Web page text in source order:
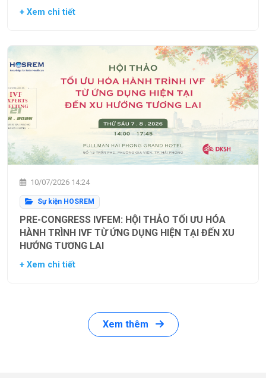
+ Xem chi tiết
10/07/2026 14:24
Sự kiện HOSREM
PRE-CONGRESS IVFEM: HỘI THẢO TỐI ƯU HÓA
HÀNH TRÌNH IVF TỪ ỨNG DỤNG HIỆN TẠI ĐẾN XU
HƯỚNG TƯƠNG LAI
+ Xem chi tiết
Xem thêm